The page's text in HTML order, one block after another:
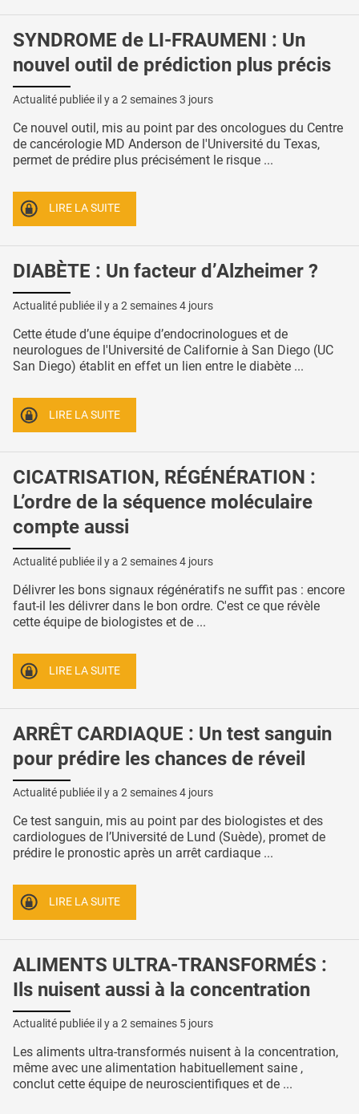
SYNDROME de LI-FRAUMENI : Un
nouvel outil de prédiction plus précis
Actualité publiée il y a 2 semaines 3 jours
Ce nouvel outil, mis au point par des oncologues du Centre
de cancérologie MD Anderson de l'Université du Texas,
permet de prédire plus précisément le risque ...
LIRE LA SUITE
DIABÈTE : Un facteur d’Alzheimer ?
Actualité publiée il y a 2 semaines 4 jours
Cette étude d’une équipe d’endocrinologues et de
neurologues de l'Université de Californie à San Diego (UC
San Diego) établit en effet un lien entre le diabète ...
LIRE LA SUITE
CICATRISATION, RÉGÉNÉRATION :
L’ordre de la séquence moléculaire
compte aussi
Actualité publiée il y a 2 semaines 4 jours
Délivrer les bons signaux régénératifs ne suffit pas : encore
faut-il les délivrer dans le bon ordre. C'est ce que révèle
cette équipe de biologistes et de ...
LIRE LA SUITE
ARRÊT CARDIAQUE : Un test sanguin
pour prédire les chances de réveil
Actualité publiée il y a 2 semaines 4 jours
Ce test sanguin, mis au point par des biologistes et des
cardiologues de l’Université de Lund (Suède), promet de
prédire le pronostic après un arrêt cardiaque ...
LIRE LA SUITE
ALIMENTS ULTRA-TRANSFORMÉS :
Ils nuisent aussi à la concentration
Actualité publiée il y a 2 semaines 5 jours
Les aliments ultra-transformés nuisent à la concentration,
même avec une alimentation habituellement saine ,
conclut cette équipe de neuroscientifiques et de ...